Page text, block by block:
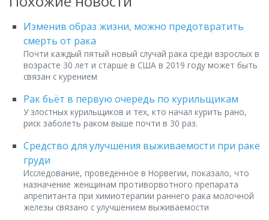
Изменив образ жизни, можно предотвратить
смерть от рака
Почти каждый пятый новый случай рака среди взрослых в
возрасте 30 лет и старше в США в 2019 году может быть
связан с курением
Рак бьёт в первую очередь по курильщикам
У злостных курильщиков и тех, кто начал курить рано,
риск заболеть раком выше почти в 30 раз.
Средство для улучшения выживаемости при раке
груди
Исследование, проведенное в Норвегии, показало, что
назначение женщинам противорвотного препарата
апрепитанта при химиотерапии раннего рака молочной
железы связано с улучшением выживаемости